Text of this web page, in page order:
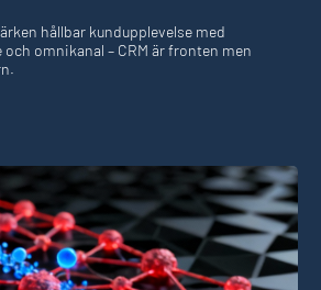
hållbar kundupplevelse med
omnikanal – CRM är fronten men